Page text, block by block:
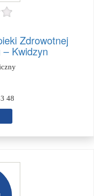
Zdrowotnej
– Kwidzyn
48